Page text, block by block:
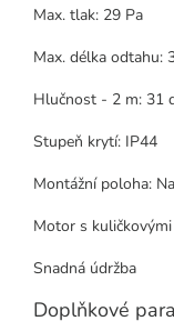
Max. tlak: 29 Pa
Max. délka odtahu:
Hlučnost - 2 m: 31
Stupeň krytí: IP44
Montážní poloha:
Motor s
Snadná údržba
Doplňkové